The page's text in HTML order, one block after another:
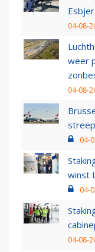
04-08-
weer
04-08-
04-
winst
04-
04-08-